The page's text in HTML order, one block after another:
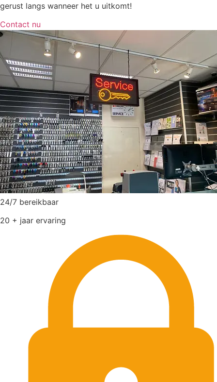
gerust langs wanneer het u uitkomt!
Contact nu
24/7 bereikbaar
20 + jaar ervaring